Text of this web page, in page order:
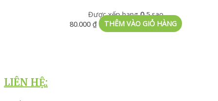
Được xếp hạng05 sao
80.000₫ THÊM VÀO GIỎ HÀNG
LIÊN HỆ: